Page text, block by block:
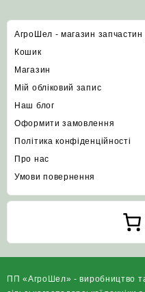
АгроШел - магазин запчастин
Кошик
Магазин
Мій обліковий запис
Наш блог
Оформити замовлення
Політика конфіденційності
Про нас
Умови повернення
ПП «АгроШел» - виробництво